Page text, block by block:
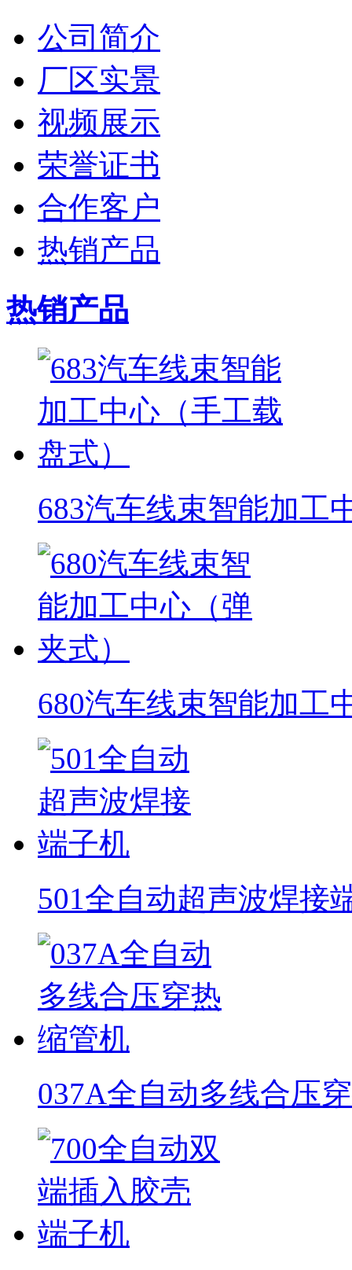
公司简介
厂区实景
视频展示
荣誉证书
合作客户
热销产品
热销产品
683汽车线束智能加工
680汽车线束智能加工
501全自动超声波焊接
037A全自动多线合压